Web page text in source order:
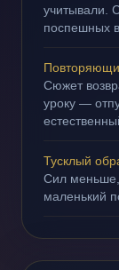
учитывали.
поспешных
Сюжет
уроку —
Тусклый
Сил меньше,
маленький